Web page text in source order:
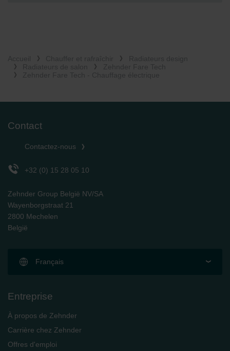
Contact
Contactez-nous
+32 (0) 15 28 05 10
Zehnder Group België NV/SA
Wayenborgstraat 21
2800 Mechelen
België
Français
Entreprise
À propos de Zehnder
Carrière chez Zehnder
Offres d'emploi